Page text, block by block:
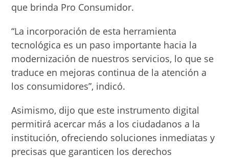
que brinda Pro Consumidor.
“La incorporación de esta herramienta
tecnológica es un paso importante hacia la
modernización de nuestros servicios, lo que se
traduce en mejoras continua de la atención a
los consumidores”, indicó.
Asimismo, dijo que este instrumento digital
permitirá acercar más a los ciudadanos a la
institución, ofreciendo soluciones inmediatas y
precisas que garanticen los derechos